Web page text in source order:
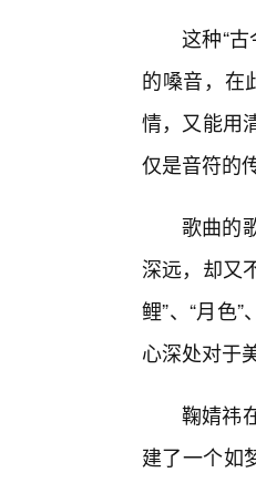
这种“
的嗓音，在
情，又能用
仅是音符的
歌曲的
深远，却又
鲤”、“月色
心深处对于
鞠婧祎
建了一个如